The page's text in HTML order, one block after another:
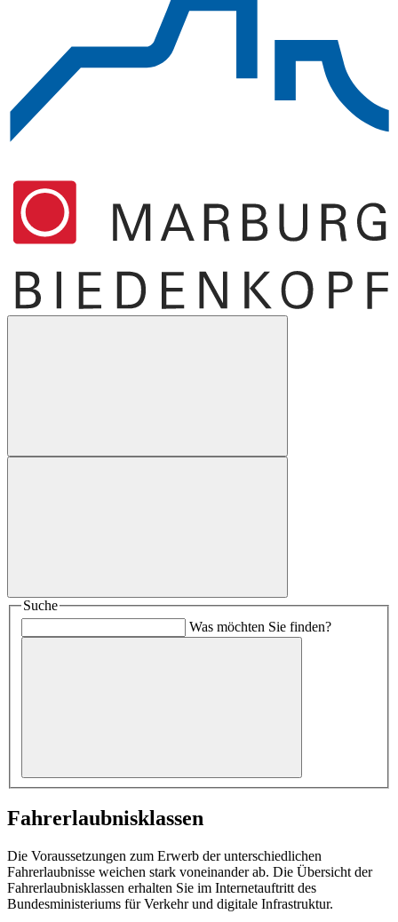
Suche
Was möchten Sie finden?
Fahrerlaubnisklassen
Die Voraussetzungen zum Erwerb der unterschiedlichen
Fahrerlaubnisse weichen stark voneinander ab. Die Übersicht der
Fahrerlaubnisklassen erhalten Sie im Internetauftritt des
Bundesministeriums für Verkehr und digitale Infrastruktur.